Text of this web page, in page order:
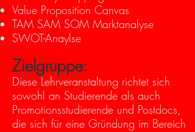
Value Proposition Canvas
TAM SAM SOM Marktanalyse
SWOT-Anaylse
Zielgruppe:
Diese Lehrveranstaltung richtet sich
sowohl an Studierende als auch
Promotionsstudierende und Postdocs,
die sich für eine Gründung im Bereich